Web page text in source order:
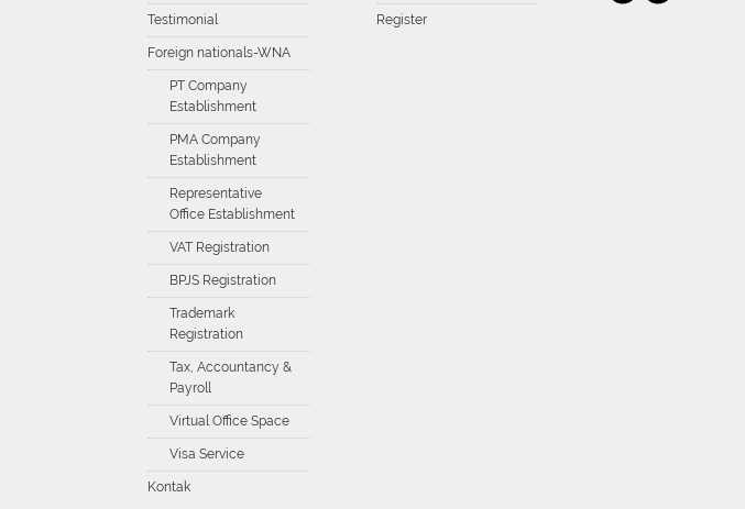
Testimonial
Foreign nationals-WNA
PT Company
Establishment
PMA Company
Establishment
Representative
Office Establishment
VAT Registration
BPJS Registration
Trademark
Registration
Tax, Accountancy &
Payroll
Virtual Office Space
Visa Service
Kontak
Register